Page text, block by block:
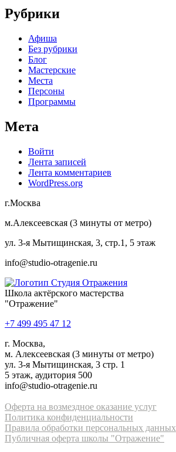
Рубрики
Афиша
Без рубрики
Блог
Мастерские
Места
Персоны
Программы
Мета
Войти
Лента записей
Лента комментариев
WordPress.org
г.Москва
м.Алексеевская (3 минуты от метро)
ул. 3-я Мытищинская, 3, стр.1, 5 этаж
info@studio-otragenie.ru
Школа актёрского мастерства
"Отражение"
+7 499 495 47 12
г. Москва,
м. Алексеевская (3 минуты от метро)
ул. 3-я Мытищинская, 3 стр. 1
5 этаж, аудитория 500
info@studio-otragenie.ru
Оферта на возмездное оказание услуг
Политика конфиденциальности
Правила обработки персональных данных
Публичная оферта школы "Отражение"